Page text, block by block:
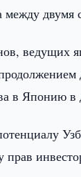
между двумя
ведущих
в Японию в